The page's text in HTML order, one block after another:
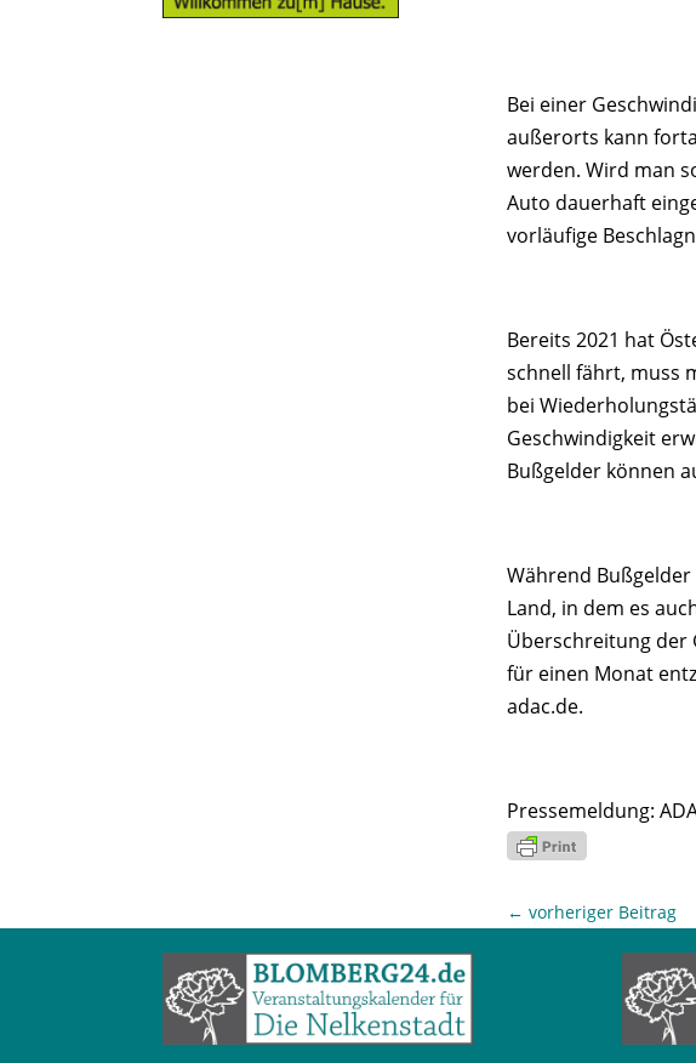
Bei einer
außerorts kann
werden. Wird man
Auto dauerhaft
vorläufige
Bereits 2021 hat
schnell fährt, muss
bei
Geschwindigkeit
Bußgelder können
Während
Land, in dem es
Überschreitung der
für einen Monat
adac.de.
Pressemeldung:
← vorheriger Beitrag